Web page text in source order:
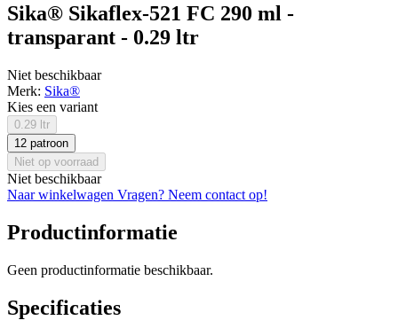
Sika® Sikaflex-521 FC 290 ml -
transparant - 0.29 ltr
Niet beschikbaar
Merk: Sika®
Kies een variant
0.29 ltr
12 patroon
Niet op voorraad
Niet beschikbaar
Naar winkelwagen Vragen? Neem contact op!
Productinformatie
Geen productinformatie beschikbaar.
Specificaties